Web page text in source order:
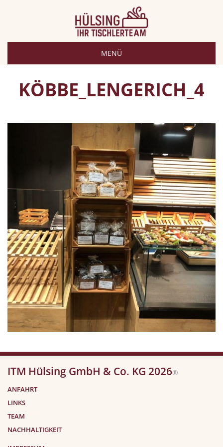
MENÜ
KÖBBE_LENGERICH_4
ITM Hülsing GmbH & Co. KG 2026®
ANFAHRT
LINKS
TEAM
NACHHALTIGKEIT